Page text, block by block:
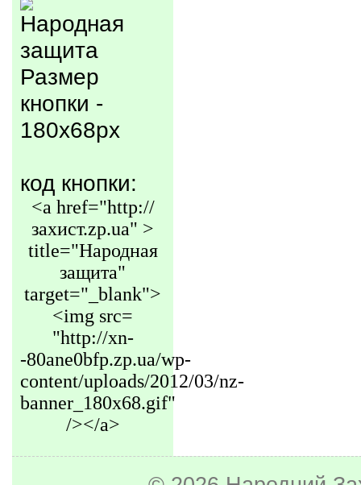
Размер
кнопки -
180x68px
код кнопки:
<a href="http://
захист.zp.ua" >
title="Народная
защита"
target="_blank">
<img src=
"http://xn-
-80ane0bfp.zp.ua/wp-
content/uploads/2012/03/nz-
banner_180x68.gif"
/></a>